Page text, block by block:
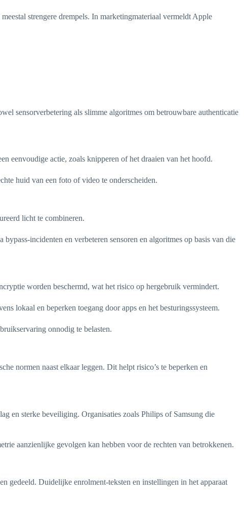
strengere drempels. In marketingmateriaal vermeldt Apple
sensorverbetering als slimme algoritmes om betrouwbare authenticatie
eenvoudige actie, zoals knipperen of het draaien van het hoofd.
huid van een foto of video te onderscheiden.
licht te combineren.
incidenten en verbeteren sensoren en algoritmes op basis van die
worden beschermd, wat het risico op hergebruik vermindert.
lokaal en beperken toegang door apps en het besturingssysteem.
onnodig te belasten.
normen naast elkaar leggen. Dit helpt risico’s te beperken en
en sterke beveiliging. Organisaties zoals Philips of Samsung die
aanzienlijke gevolgen kan hebben voor de rechten van betrokkenen.
gedeeld. Duidelijke enrolment-teksten en instellingen in het apparaat